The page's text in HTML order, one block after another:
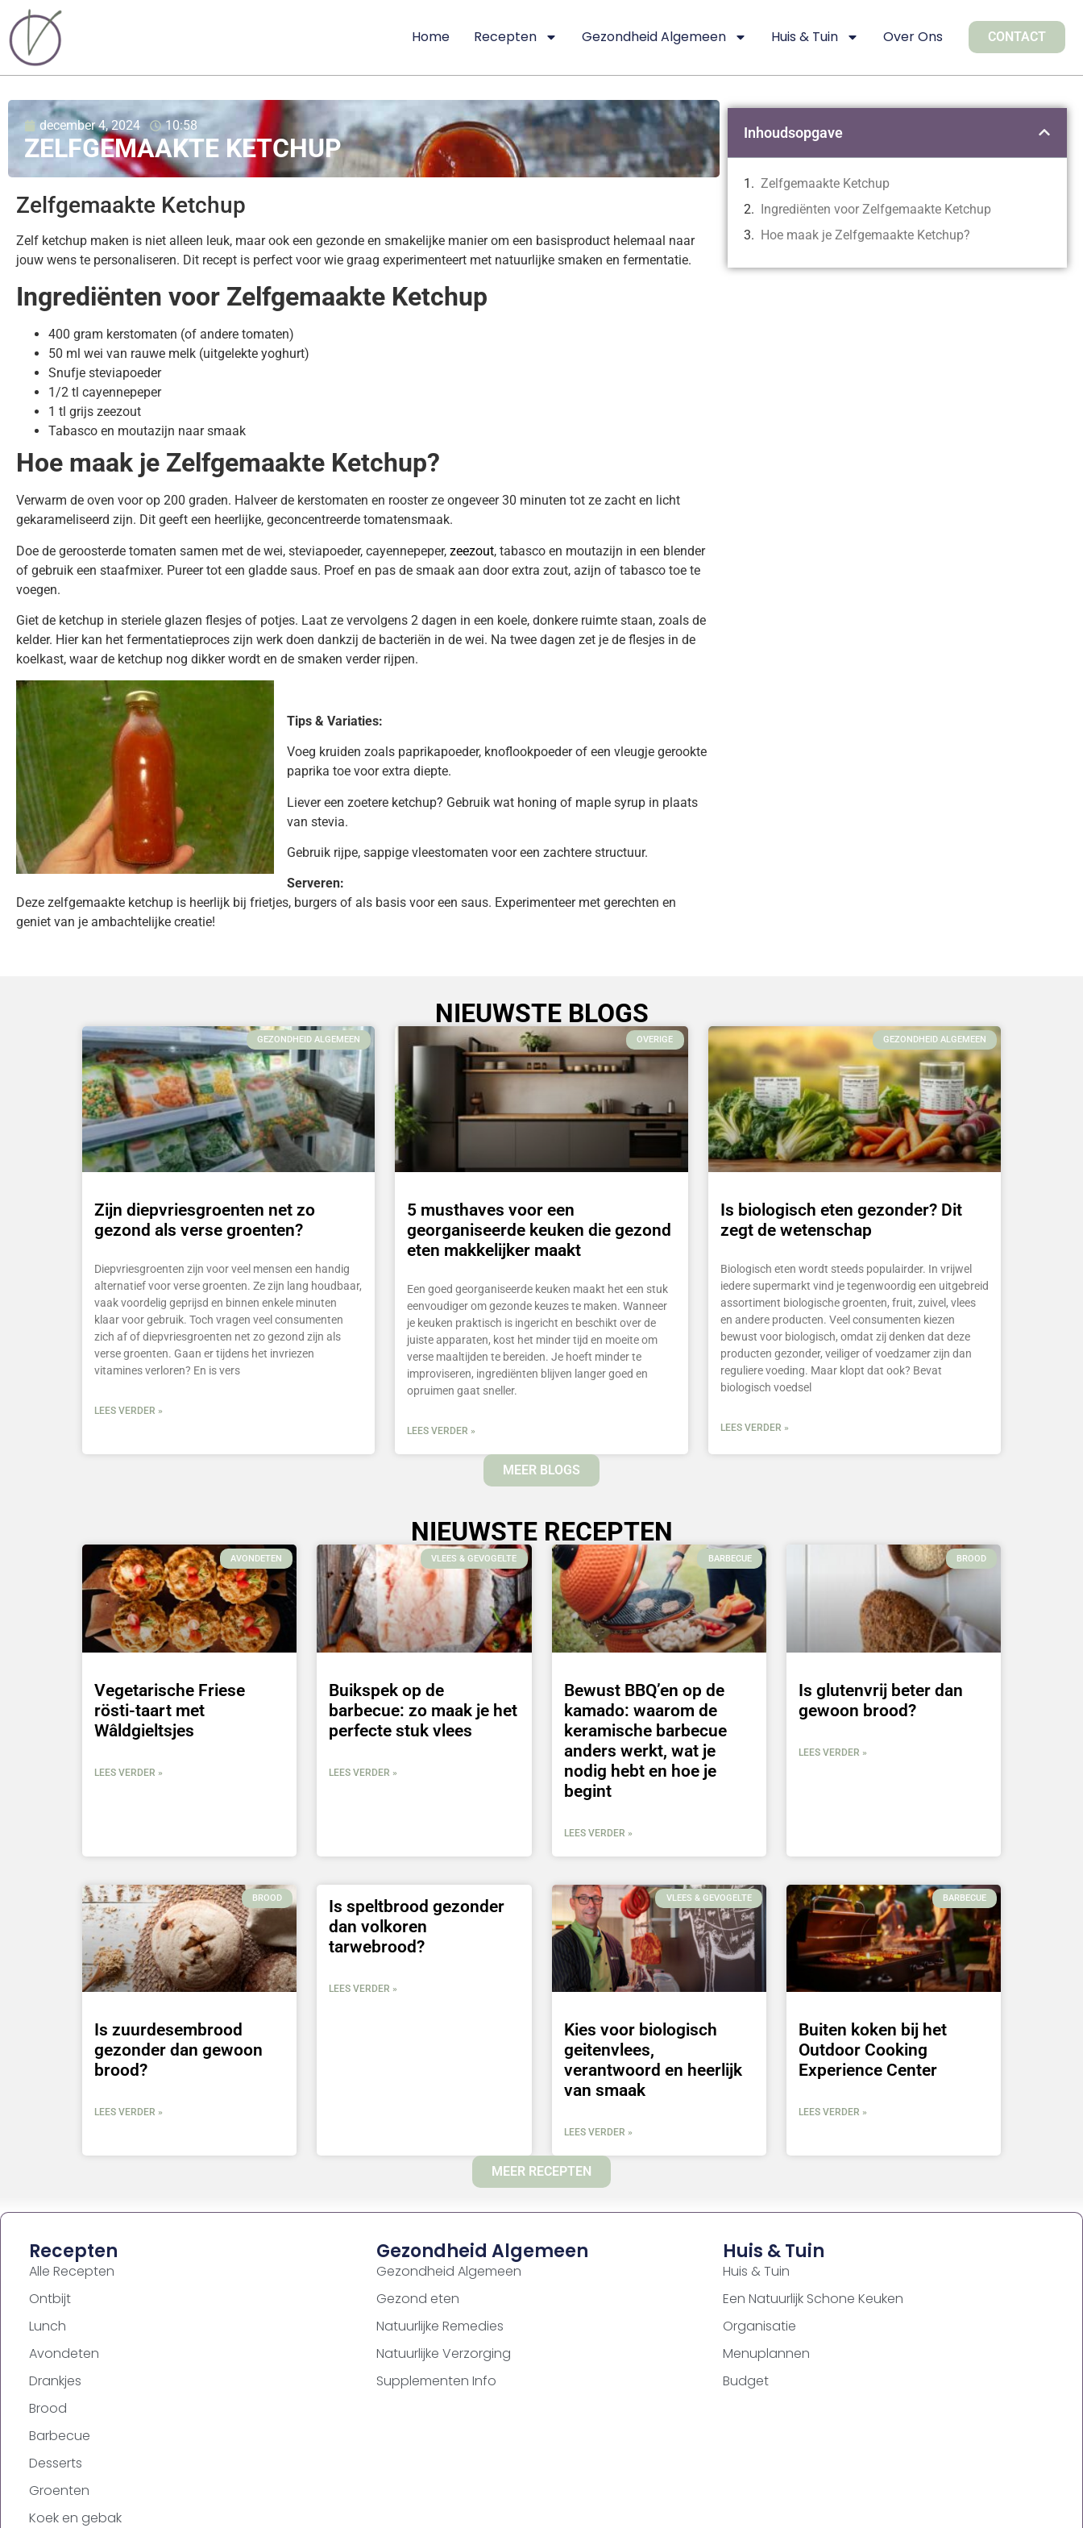
Home Recepten Gezondheid Algemeen Huis & Tuin Over Ons CONTACT
december 4, 2024 10:58
ZELFGEMAAKTE KETCHUP
Zelfgemaakte Ketchup
Zelf ketchup maken is niet alleen leuk, maar ook een gezonde en smakelijke manier om een basisproduct helemaal naar
jouw wens te personaliseren. Dit recept is perfect voor wie graag experimenteert met natuurlijke smaken en fermentatie.
Ingrediënten voor Zelfgemaakte Ketchup
400 gram kerstomaten (of andere tomaten)
50 ml wei van rauwe melk (uitgelekte yoghurt)
Snufje steviapoeder
1/2 tl cayennepeper
1 tl grijs zeezout
Tabasco en moutazijn naar smaak
Hoe maak je Zelfgemaakte Ketchup?
Verwarm de oven voor op 200 graden. Halveer de kerstomaten en rooster ze ongeveer 30 minuten tot ze zacht en licht
gekarameliseerd zijn. Dit geeft een heerlijke, geconcentreerde tomatensmaak.
Doe de geroosterde tomaten samen met de wei, steviapoeder, cayennepeper, zeezout, tabasco en moutazijn in een blender
of gebruik een staafmixer. Pureer tot een gladde saus. Proef en pas de smaak aan door extra zout, azijn of tabasco toe te
voegen.
Giet de ketchup in steriele glazen flesjes of potjes. Laat ze vervolgens 2 dagen in een koele, donkere ruimte staan, zoals de
kelder. Hier kan het fermentatieproces zijn werk doen dankzij de bacteriën in de wei. Na twee dagen zet je de flesjes in de
koelkast, waar de ketchup nog dikker wordt en de smaken verder rijpen.
Tips & Variaties:
Voeg kruiden zoals paprikapoeder, knoflookpoeder of een vleugje gerookte
paprika toe voor extra diepte.
Liever een zoetere ketchup? Gebruik wat honing of maple syrup in plaats
van stevia.
Gebruik rijpe, sappige vleestomaten voor een zachtere structuur.
Serveren:
Deze zelfgemaakte ketchup is heerlijk bij frietjes, burgers of als basis voor een saus. Experimenteer met gerechten en
geniet van je ambachtelijke creatie!
Inhoudsopgave
Zelfgemaakte Ketchup
Ingrediënten voor Zelfgemaakte Ketchup
Hoe maak je Zelfgemaakte Ketchup?
NIEUWSTE BLOGS
GEZONDHEID ALGEMEEN
Zijn diepvriesgroenten net zo
gezond als verse groenten?
Diepvriesgroenten zijn voor veel mensen een handig
alternatief voor verse groenten. Ze zijn lang houdbaar,
vaak voordelig geprijsd en binnen enkele minuten
klaar voor gebruik. Toch vragen veel consumenten
zich af of diepvriesgroenten net zo gezond zijn als
verse groenten. Gaan er tijdens het invriezen
vitamines verloren? En is vers
LEES VERDER »
OVERIGE
5 musthaves voor een
georganiseerde keuken die gezond
eten makkelijker maakt
Een goed georganiseerde keuken maakt het een stuk
eenvoudiger om gezonde keuzes te maken. Wanneer
je keuken praktisch is ingericht en beschikt over de
juiste apparaten, kost het minder tijd en moeite om
verse maaltijden te bereiden. Je hoeft minder te
improviseren, ingrediënten blijven langer goed en
opruimen gaat sneller.
LEES VERDER »
GEZONDHEID ALGEMEEN
Is biologisch eten gezonder? Dit
zegt de wetenschap
Biologisch eten wordt steeds populairder. In vrijwel
iedere supermarkt vind je tegenwoordig een uitgebreid
assortiment biologische groenten, fruit, zuivel, vlees
en andere producten. Veel consumenten kiezen
bewust voor biologisch, omdat zij denken dat deze
producten gezonder, veiliger of voedzamer zijn dan
reguliere voeding. Maar klopt dat ook? Bevat
biologisch voedsel
LEES VERDER »
MEER BLOGS
NIEUWSTE RECEPTEN
AVONDETEN
Vegetarische Friese
rösti-taart met
Wâldgieltsjes
LEES VERDER »
VLEES & GEVOGELTE
Buikspek op de
barbecue: zo maak je het
perfecte stuk vlees
LEES VERDER »
BARBECUE
Bewust BBQ’en op de
kamado: waarom de
keramische barbecue
anders werkt, wat je
nodig hebt en hoe je
begint
LEES VERDER »
BROOD
Is glutenvrij beter dan
gewoon brood?
LEES VERDER »
BROOD
Is zuurdesembrood
gezonder dan gewoon
brood?
LEES VERDER »
Is speltbrood gezonder
dan volkoren
tarwebrood?
LEES VERDER »
VLEES & GEVOGELTE
Kies voor biologisch
geitenvlees,
verantwoord en heerlijk
van smaak
LEES VERDER »
BARBECUE
Buiten koken bij het
Outdoor Cooking
Experience Center
LEES VERDER »
MEER RECEPTEN
Recepten
Alle Recepten
Ontbijt
Lunch
Avondeten
Drankjes
Brood
Barbecue
Desserts
Groenten
Koek en gebak
Gezondheid Algemeen
Gezondheid Algemeen
Gezond eten
Natuurlijke Remedies
Natuurlijke Verzorging
Supplementen Info
Huis & Tuin
Huis & Tuin
Een Natuurlijk Schone Keuken
Organisatie
Menuplannen
Budget